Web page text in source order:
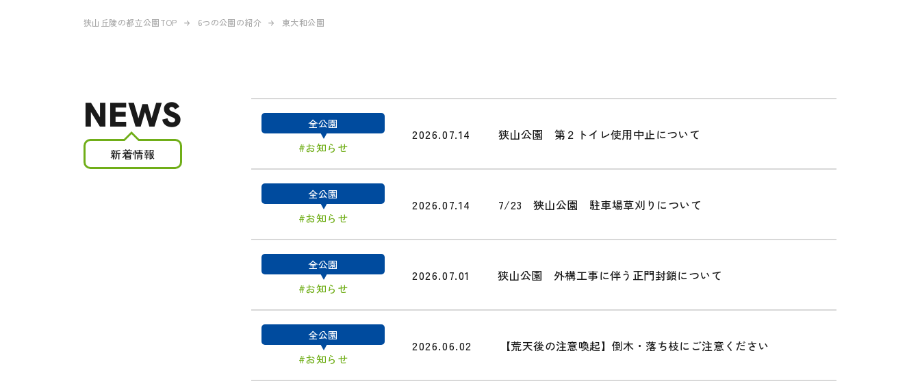
狭山丘陵の都立公園TOP 6つの公園の紹介 東大和公園
NEWS
新着情報
全公園
#お知らせ
2026.07.14 狭山公園 第２トイレ使用中止について
全公園
#お知らせ
2026.07.14 7/23 狭山公園 駐車場草刈りについて
全公園
#お知らせ
2026.07.01 狭山公園 外構工事に伴う正門封鎖について
全公園
#お知らせ
2026.06.02 【荒天後の注意喚起】倒木・落ち枝にご注意ください